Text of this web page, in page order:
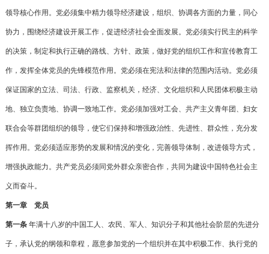
领导核心作用。党必须集中精力领导经济建设，组织、协调各方面的力量，同心
协力，围绕经济建设开展工作，促进经济社会全面发展。党必须实行民主的科学
的决策，制定和执行正确的路线、方针、政策，做好党的组织工作和宣传教育工
作，发挥全体党员的先锋模范作用。党必须在宪法和法律的范围内活动。党必须
保证国家的立法、司法、行政、监察机关，经济、文化组织和人民团体积极主动
地、独立负责地、协调一致地工作。党必须加强对工会、共产主义青年团、妇女
联合会等群团组织的领导，使它们保持和增强政治性、先进性、群众性，充分发
挥作用。党必须适应形势的发展和情况的变化，完善领导体制，改进领导方式，
增强执政能力。共产党员必须同党外群众亲密合作，共同为建设中国特色社会主
义而奋斗。
第一章 党员
第一条 年满十八岁的中国工人、农民、军人、知识分子和其他社会阶层的先进分
子，承认党的纲领和章程，愿意参加党的一个组织并在其中积极工作、执行党的